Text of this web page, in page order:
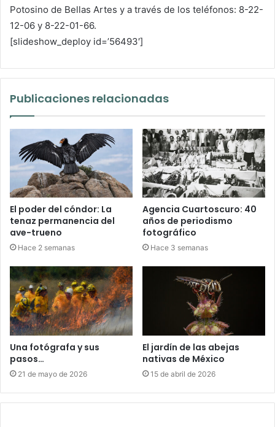
Potosino de Bellas Artes y a través de los teléfonos: 8-22-
12-06 y 8-22-01-66.
[slideshow_deploy id=’56493′]
Publicaciones relacionadas
El poder del cóndor: La
tenaz permanencia del
ave-trueno
Hace 2 semanas
Agencia Cuartoscuro: 40
años de periodismo
fotográfico
Hace 3 semanas
Una fotógrafa y sus
pasos…
21 de mayo de 2026
El jardín de las abejas
nativas de México
15 de abril de 2026